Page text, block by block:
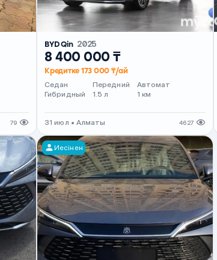
79
BYD Qin 2025
8 400 000 ₸
Кредитке 173 000 ₸/ай
Седан
Гибридный
Передний
1.5 л
Автомат
1 км
31 июл • Алматы 4627
Иесінен